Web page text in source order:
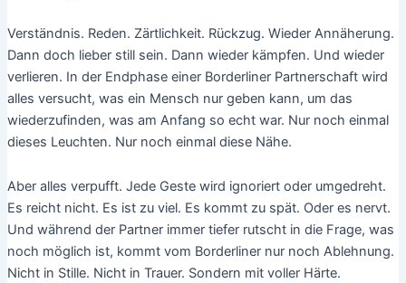
Verständnis. Reden. Zärtlichkeit. Rückzug. Wieder Annäherung.
Dann doch lieber still sein. Dann wieder kämpfen. Und wieder
verlieren. In der Endphase einer Borderliner Partnerschaft wird
alles versucht, was ein Mensch nur geben kann, um das
wiederzufinden, was am Anfang so echt war. Nur noch einmal
dieses Leuchten. Nur noch einmal diese Nähe.
Aber alles verpufft. Jede Geste wird ignoriert oder umgedreht.
Es reicht nicht. Es ist zu viel. Es kommt zu spät. Oder es nervt.
Und während der Partner immer tiefer rutscht in die Frage, was
noch möglich ist, kommt vom Borderliner nur noch Ablehnung.
Nicht in Stille. Nicht in Trauer. Sondern mit voller Härte.